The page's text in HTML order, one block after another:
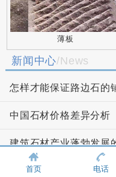
薄板
新闻中心/News
怎样才能保证路边石的
中国石材价格差异分析
建筑石材产业蓬勃发展
如何辨别青石板材的优劣
首页 电话